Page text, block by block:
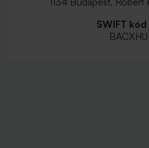
SWIFT kód